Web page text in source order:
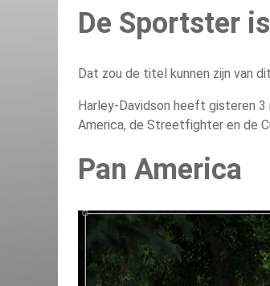
De Sportster
Dat zou de titel kunnen zijn van
Harley-Davidson heeft gisteren 3
America, de Streetfighter en de
Pan America